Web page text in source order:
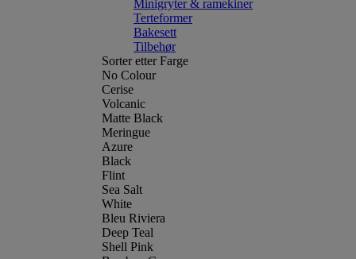
Minigryter & ramekiner
Terteformer
Bakesett
Tilbehør
Sorter etter Farge
No Colour
Cerise
Volcanic
Matte Black
Meringue
Azure
Black
Flint
Sea Salt
White
Bleu Riviera
Deep Teal
Shell Pink